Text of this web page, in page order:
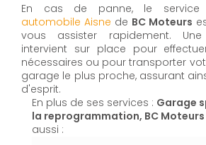
En cas de panne, le service
automobile Aisne de BC Moteurs
vous assister rapidement.
intervient sur place pour
nécessaires ou pour transporter
garage le plus proche, assurant
d'esprit.
En plus de ses services : Garage
la reprogrammation, BC Moteurs
aussi :